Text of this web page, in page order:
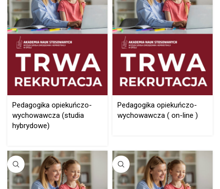
Pedagogika opiekuńczo-
wychowawcza (studia
hybrydowe)
Pedagogika opiekuńczo-
wychowawcza ( on-line )